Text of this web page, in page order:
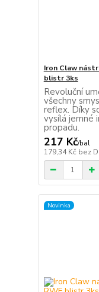
Iron Claw
blistr 3ks
Revoluční
všechny
reflex. Díky
vysílá jemné
propadu.
217 Kč/bal
179,34 Kč bez
Novinka